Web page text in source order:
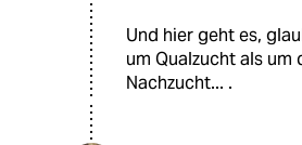
Und hier geht es,
um Qualzucht als um
Nachzucht... .